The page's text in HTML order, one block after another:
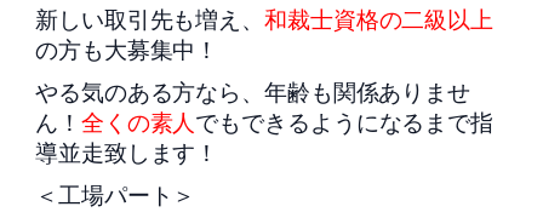
新しい取引先も増え、 和裁士資格の二級以上
の方も大募集中！
やる気のある方なら、年齢も関係ありませ
ん！ 全くの素人でもできるようになるまで指
導並走致します！
＜工場パート＞